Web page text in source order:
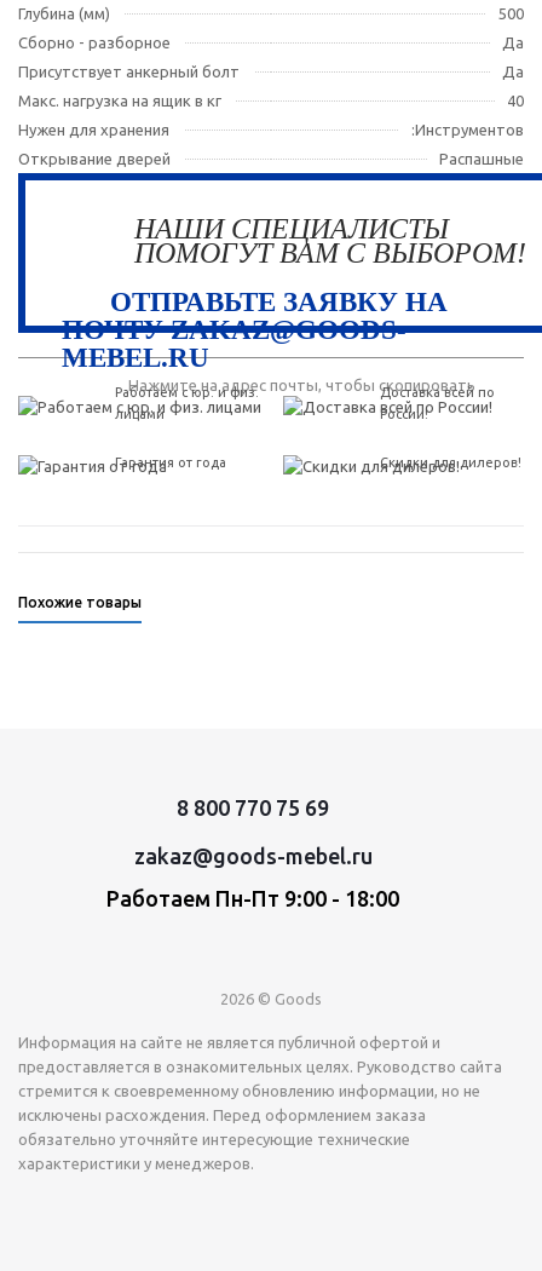
Глубина (мм)
500
Сборно - разборное
Да
Присутствует анкерный болт
Да
Макс. нагрузка на ящик в кг
40
Нужен для хранения
:Инструментов
Открывание дверей
Распашные
НАШИ СПЕЦИАЛИСТЫ
ПОМОГУТ ВАМ С ВЫБОРОМ!
ОТПРАВЬТЕ ЗАЯВКУ НА
ПОЧТУ ZAKAZ@GOODS-
MEBEL.RU
Нажмите на адрес почты, чтобы скопировать
Работаем с юр. и физ.
лицами
Доставка всей по
России!
Гарантия от года Скидки для дилеров!
Похожие товары
8 800 770 75 69
zakaz@goods-mebel.ru
Работаем Пн-Пт 9:00 - 18:00
2026 © Goods
Информация на сайте не является публичной офертой и
предоставляется в ознакомительных целях. Руководство сайта
стремится к своевременному обновлению информации, но не
исключены расхождения. Перед оформлением заказа
обязательно уточняйте интересующие технические
характеристики у менеджеров.